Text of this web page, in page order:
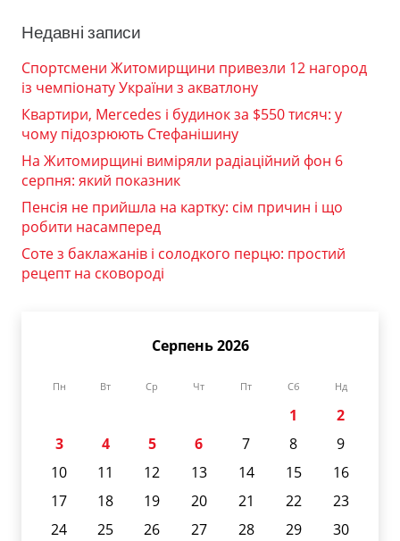
Недавні записи
Спортсмени Житомирщини привезли 12 нагород
із чемпіонату України з акватлону
Квартири, Mercedes і будинок за $550 тисяч: у
чому підозрюють Стефанішину
На Житомирщині виміряли радіаційний фон 6
серпня: який показник
Пенсія не прийшла на картку: сім причин і що
робити насамперед
Соте з баклажанів і солодкого перцю: простий
рецепт на сковороді
Серпень 2026
Пн Вт Ср Чт Пт Сб Нд
1
2
3
4 5 6 7 8
9
10
11 12 13 14 15
16
17
18 19 20 21 22
23
24
25 26 27 28 29
30